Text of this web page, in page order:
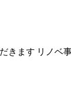
きます リノベ